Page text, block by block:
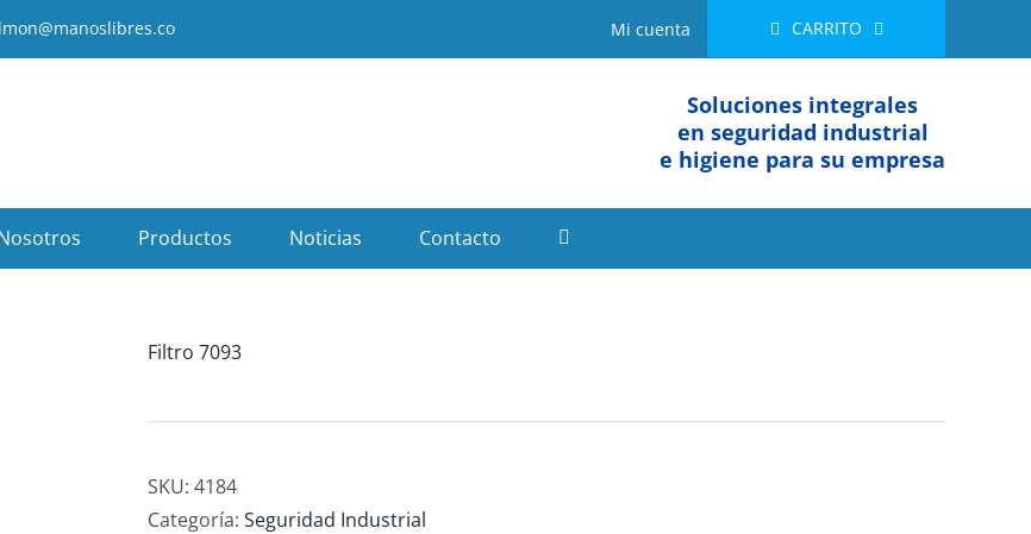
Mi cuenta CARRITO
Soluciones integrales
en seguridad industrial
e higiene para su empresa
Productos Noticias Contacto
Filtro 7093
SKU: 4184
Categoría: Seguridad Industrial